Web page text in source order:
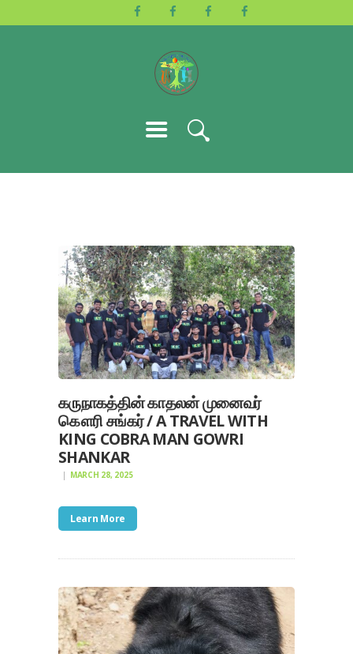
ACTIVITIES
கருநாகத்தின் காதலன் முனைவர்
கௌரி சங்கர் / A TRAVEL WITH
KING COBRA MAN GOWRI
SHANKAR
MARCH 28, 2025
Learn More